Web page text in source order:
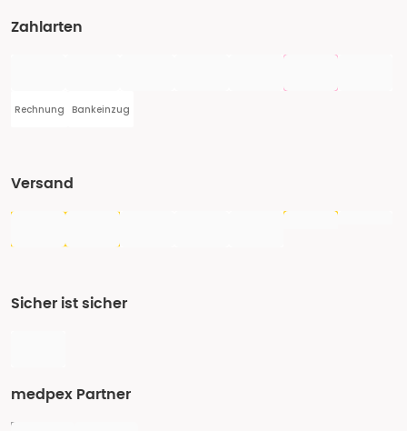
Zahlarten
Rechnung Bankeinzug
Versand
Sicher ist sicher
medpex Partner